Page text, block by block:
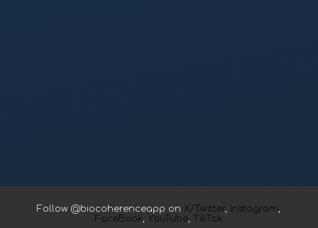
Follow @biocoherenceapp on X/Twitter, Instagram,
FaceBook, YouTube, TikTok